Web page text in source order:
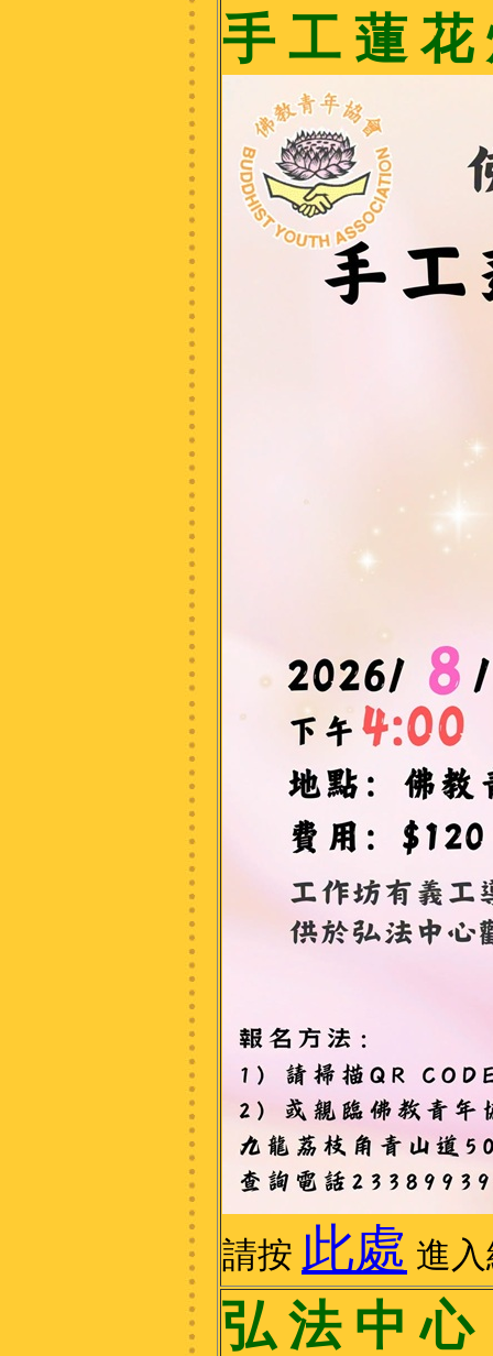
手 工 蓮 花
請按 此處 進
弘 法 中